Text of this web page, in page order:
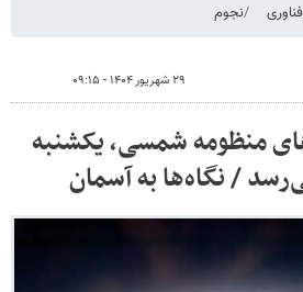
نجوم
۲۹ شهریور ۱۴۰۴ - ۰۹:۱۵
منظومه شمسی، یکشنبه
/ نگاه‌ها به آسمان